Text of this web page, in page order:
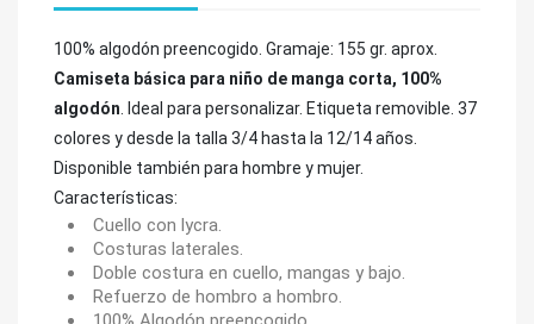
100% algodón preencogido. Gramaje: 155 gr. aprox.
Camiseta básica para niño de manga corta, 100%
algodón . Ideal para personalizar. Etiqueta removible. 37
colores y desde la talla 3/4 hasta la 12/14 años.
Disponible también para hombre y mujer.
Características:
Cuello con lycra.
Costuras laterales.
Doble costura en cuello, mangas y bajo.
Refuerzo de hombro a hombro.